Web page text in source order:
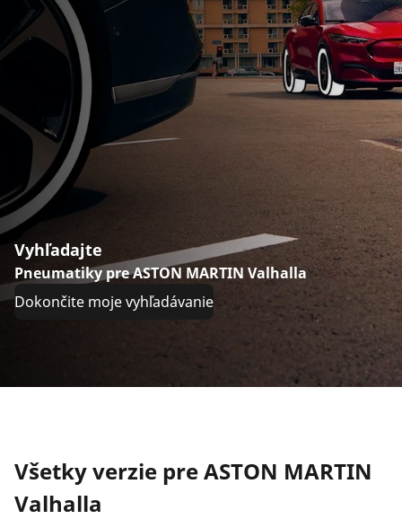
Vyhľadajte
Pneumatiky pre ASTON MARTIN Valhalla
Dokončite moje vyhľadávanie
Všetky verzie pre ASTON MARTIN
Valhalla